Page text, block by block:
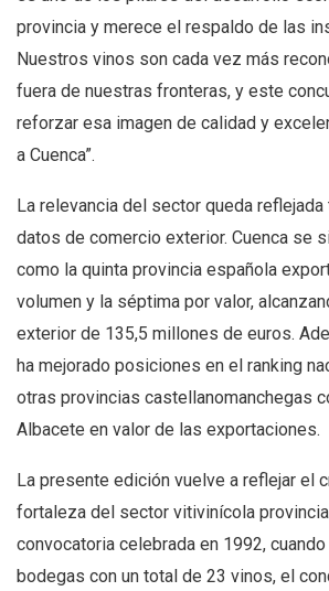
provincia y merece el respaldo de las
Nuestros vinos son cada vez más
fuera de nuestras fronteras, y este
reforzar esa imagen de calidad y
a Cuenca”.
La relevancia del sector queda
datos de comercio exterior. Cuenca se
como la quinta provincia española
volumen y la séptima por valor,
exterior de 135,5 millones de euros.
ha mejorado posiciones en el ranking
otras provincias castellanomanchegas
Albacete en valor de las exportaciones.
La presente edición vuelve a reflejar el
fortaleza del sector vitivinícola
convocatoria celebrada en 1992,
bodegas con un total de 23 vinos, el